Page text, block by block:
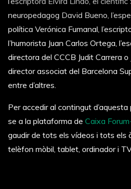
neuropedagog David Bueno,
política Verónica Fumanal,
l’humorista Juan Carlos Ortega,
directora del CCCB Judit Carrera
director associat del Barcelona
entre d’altres.
Per accedir al contingut
se a la plataforma de Caixa
gaudir de tots els vídeos i tots els
telèfon mòbil, tablet, ordinador i